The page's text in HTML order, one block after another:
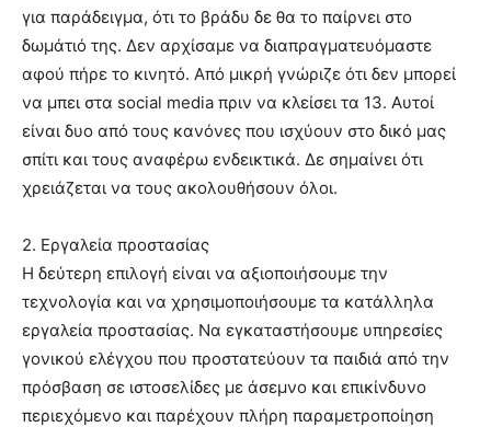
για παράδειγμα, ότι το βράδυ δε θα το παίρνει στο
δωμάτιό της. Δεν αρχίσαμε να διαπραγματευόμαστε
αφού πήρε το κινητό. Από μικρή γνώριζε ότι δεν μπορεί
να μπει στα social media πριν να κλείσει τα 13. Αυτοί
είναι δυο από τους κανόνες που ισχύουν στο δικό μας
σπίτι και τους αναφέρω ενδεικτικά. Δε σημαίνει ότι
χρειάζεται να τους ακολουθήσουν όλοι.
2. Εργαλεία προστασίας
Η δεύτερη επιλογή είναι να αξιοποιήσουμε την
τεχνολογία και να χρησιμοποιήσουμε τα κατάλληλα
εργαλεία προστασίας. Να εγκαταστήσουμε υπηρεσίες
γονικού ελέγχου που προστατεύουν τα παιδιά από την
πρόσβαση σε ιστοσελίδες με άσεμνο και επικίνδυνο
περιεχόμενο και παρέχουν πλήρη παραμετροποίηση